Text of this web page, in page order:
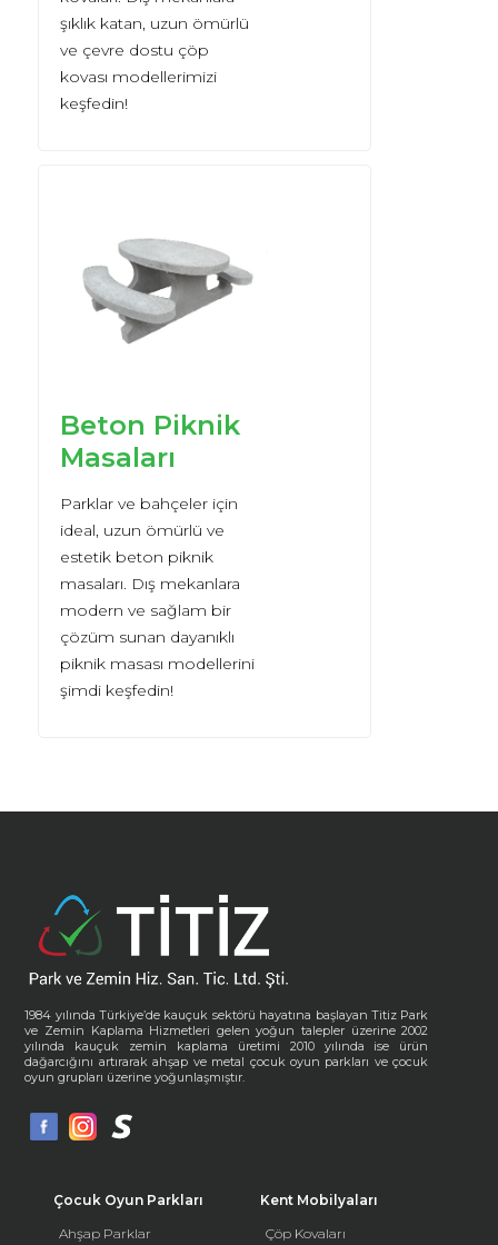
şıklık katan, uzun ömürlü
ve çevre dostu çöp
kovası modellerimizi
keşfedin!
Beton Piknik
Masaları
Parklar ve bahçeler için
ideal, uzun ömürlü ve
estetik beton piknik
masaları. Dış mekanlara
modern ve sağlam bir
çözüm sunan dayanıklı
piknik masası modellerini
şimdi keşfedin!
1984 yılında Türkiye’de kauçuk sektörü hayatına başlayan Titiz Park
ve Zemin Kaplama Hizmetleri gelen yoğun talepler üzerine 2002
yılında kauçuk zemin kaplama üretimi 2010 yılında ise ürün
dağarcığını artırarak ahşap ve metal çocuk oyun parkları ve çocuk
oyun grupları üzerine yoğunlaşmıştır.
Çocuk Oyun Parkları
Ahşap Parklar
Kent Mobilyaları
Çöp Kovaları